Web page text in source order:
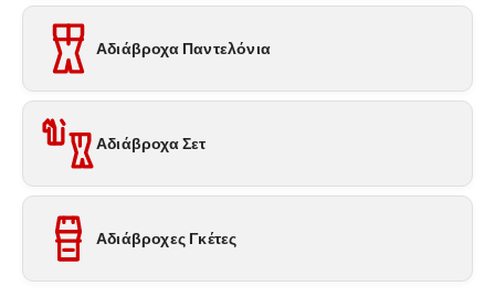
Αδιάβροχα Παντελόνια
Αδιάβροχα Σετ
Αδιάβροχες Γκέτες